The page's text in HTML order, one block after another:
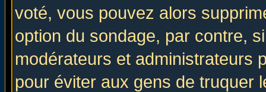
voté, vous pouvez alors
option du sondage, par contre,
modérateurs et administrateurs
pour éviter aux gens de truquer